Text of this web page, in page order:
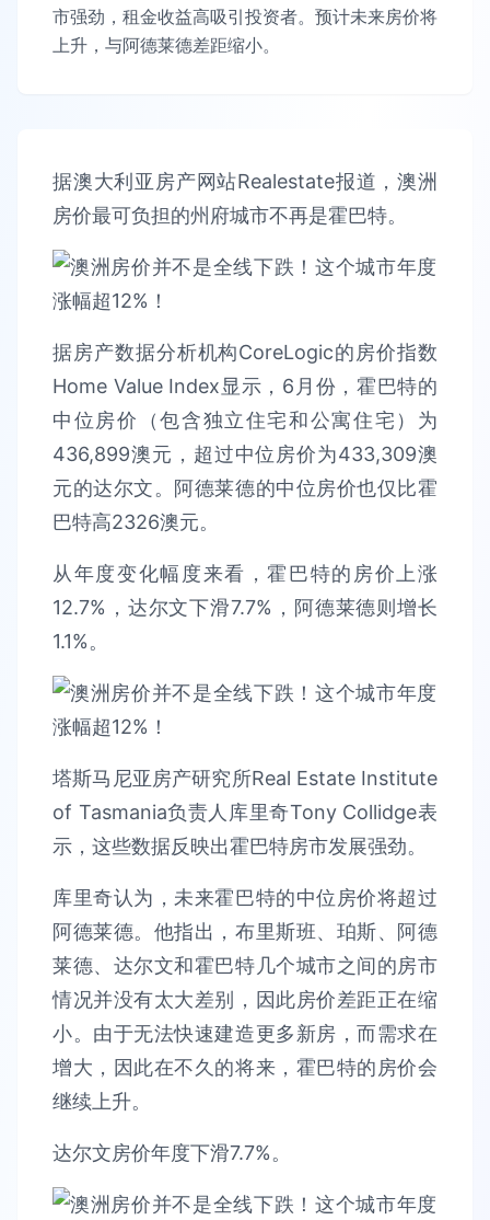
市强劲，租金收益高吸引投资者。预计未来房价将
上升，与阿德莱德差距缩小。
据澳大利亚房产网站Realestate报道，澳洲
房价最可负担的州府城市不再是霍巴特。
据房产数据分析机构CoreLogic的房价指数
Home Value Index显示，6月份，霍巴特的
中位房价（包含独立住宅和公寓住宅）为
436,899澳元，超过中位房价为433,309澳
元的达尔文。阿德莱德的中位房价也仅比霍
巴特高2326澳元。
从年度变化幅度来看，霍巴特的房价上涨
12.7%，达尔文下滑7.7%，阿德莱德则增长
1.1%。
塔斯马尼亚房产研究所Real Estate Institute
of Tasmania负责人库里奇Tony Collidge表
示，这些数据反映出霍巴特房市发展强劲。
库里奇认为，未来霍巴特的中位房价将超过
阿德莱德。他指出，布里斯班、珀斯、阿德
莱德、达尔文和霍巴特几个城市之间的房市
情况并没有太大差别，因此房价差距正在缩
小。由于无法快速建造更多新房，而需求在
增大，因此在不久的将来，霍巴特的房价会
继续上升。
达尔文房价年度下滑7.7%。